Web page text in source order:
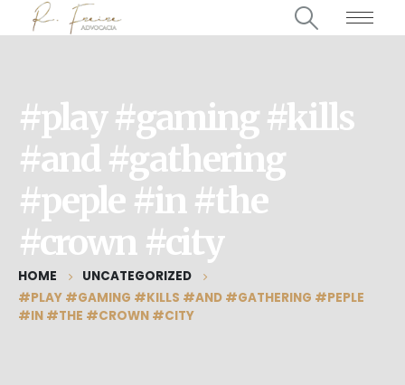
#play #gaming #kills
#and #gathering
#peple #in #the
#crown #city
HOME
UNCATEGORIZED
#PLAY #GAMING #KILLS #AND #GATHERING #PEPLE
#IN #THE #CROWN #CITY